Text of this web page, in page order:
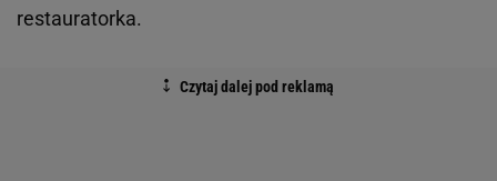
restauratorka.